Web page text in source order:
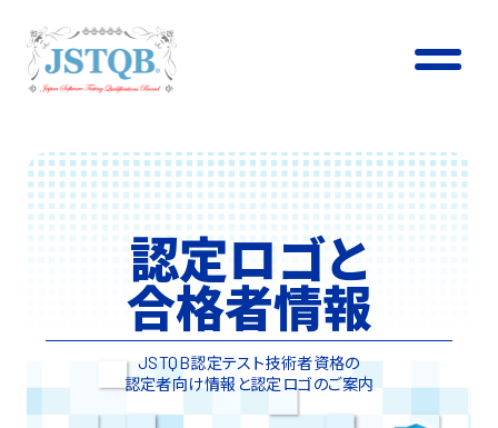
認定ロゴと
合格者情報
JSTQB認定テスト技術者資格の
認定者向け情報と認定ロゴのご案内